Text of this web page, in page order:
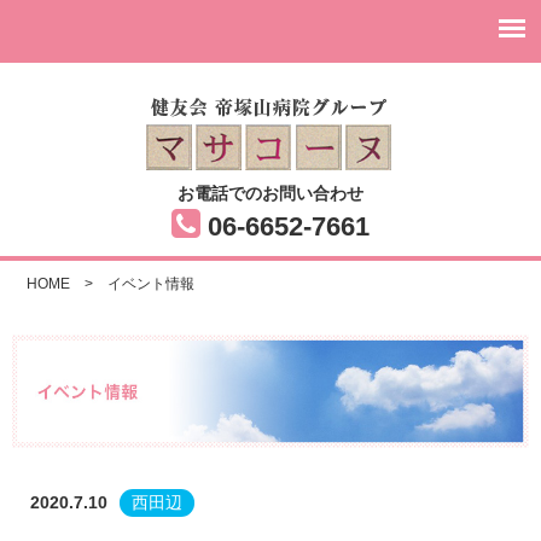
お電話でのお問い合わせ
06-6652-7661
HOME > イベント情報
2020.7.10 西田辺